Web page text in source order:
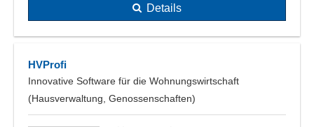
Details
HVProfi
Innovative Software für die Wohnungswirtschaft
(Hausverwaltung, Genossenschaften)